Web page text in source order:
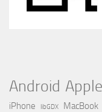
Android Apple
iPhone libGDX MacBook